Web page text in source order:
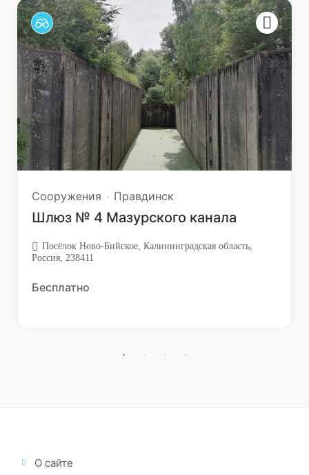
Сооружения Правдинск
Шлюз № 4 Мазурского канала
Посёлок Ново-Бийское, Калининградская область,
Россия, 238411
Бесплатно
О сайте